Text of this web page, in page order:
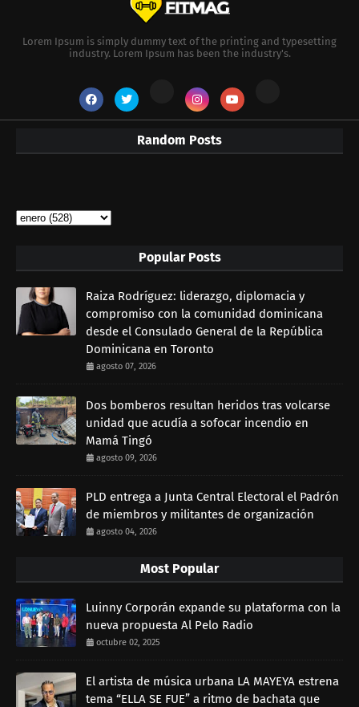
Lorem Ipsum is simply dummy text of the printing and typesetting
industry. Lorem Ipsum has been the industry's.
Random Posts
Popular Posts
Raiza Rodríguez: liderazgo, diplomacia y
compromiso con la comunidad dominicana
desde el Consulado General de la República
Dominicana en Toronto
agosto 07, 2026
Dos bomberos resultan heridos tras volcarse
unidad que acudía a sofocar incendio en
Mamá Tingó
agosto 09, 2026
PLD entrega a Junta Central Electoral el Padrón
de miembros y militantes de organización
agosto 04, 2026
Most Popular
Luinny Corporán expande su plataforma con la
nueva propuesta Al Pelo Radio
octubre 02, 2025
El artista de música urbana LA MAYEYA estrena
tema “ELLA SE FUE” a ritmo de bachata que